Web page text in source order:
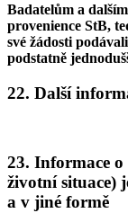
Badatelům a
provenience StB,
své žádosti
podstatně
22. Další
23. Informace o
životní situace)
a v jiné formě